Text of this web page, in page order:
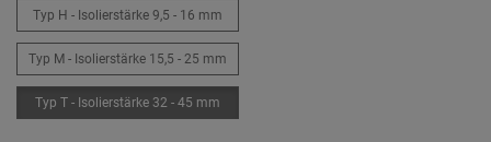
Typ H - Isolierstärke 9,5 - 16 mm
Typ M - Isolierstärke 15,5 - 25 mm
Typ T - Isolierstärke 32 - 45 mm